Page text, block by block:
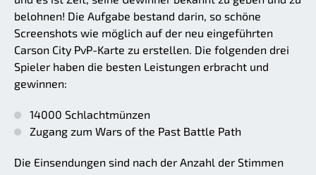
belohnen! Die Aufgabe bestand darin, so schöne
Screenshots wie möglich auf der neu eingeführten
Carson City PvP-Karte zu erstellen. Die folgenden drei
Spieler haben die besten Leistungen erbracht und
gewinnen:
14000 Schlachtmünzen
Zugang zum Wars of the Past Battle Path
Die Einsendungen sind nach der Anzahl der Stimmen